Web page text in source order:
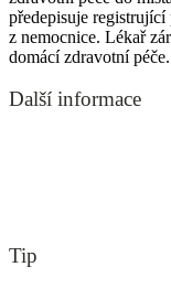
předepisuje
z nemocnice. Lékař
domácí zdravotní péče.
Další informace
Tip